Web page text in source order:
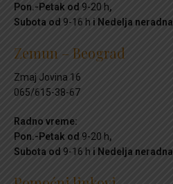
Pon.-Petak od 9-20 h,
Subota od 9-16 h i Nedelja neradna
Zemun – Beograd
Zmaj Jovina 16
065/615-38-67
Radno vreme:
Pon.-Petak od 9-20 h,
Subota od 9-16 h i Nedelja neradna